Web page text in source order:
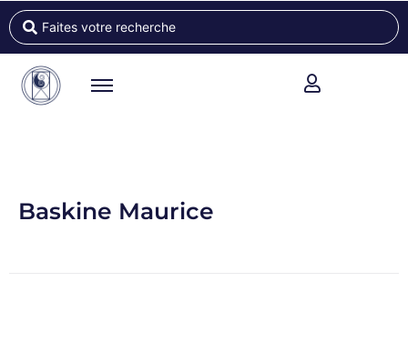
Baskine Maurice